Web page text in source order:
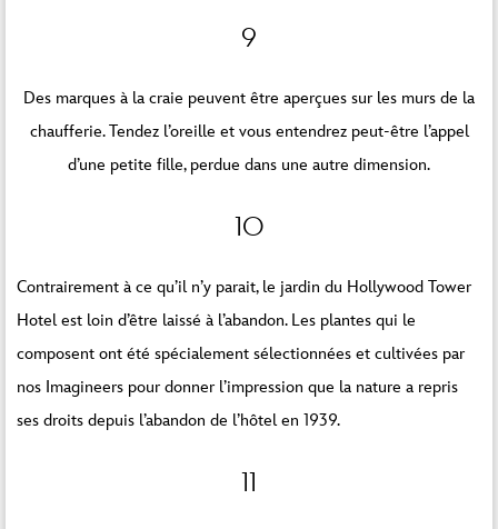
9
Des marques à la craie peuvent être aperçues sur les murs de la
chaufferie. Tendez l’oreille et vous entendrez peut-être l’appel
d’une petite fille, perdue dans une autre dimension.
10
Contrairement à ce qu’il n’y parait, le jardin du Hollywood Tower
Hotel est loin d’être laissé à l’abandon. Les plantes qui le
composent ont été spécialement sélectionnées et cultivées par
nos Imagineers pour donner l’impression que la nature a repris
ses droits depuis l’abandon de l’hôtel en 1939.
11